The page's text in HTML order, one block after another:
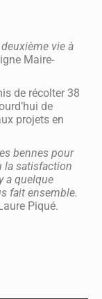
vie à
Maire-
de récolter 38
de
projets en
bennes pour
la satisfaction
a quelque
fait ensemble.
Piqué.